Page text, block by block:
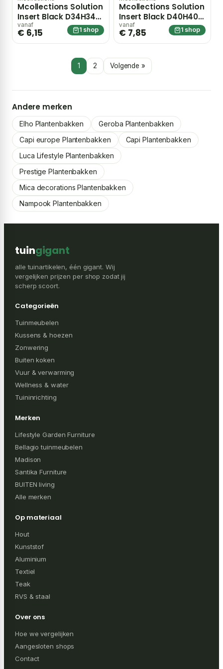
Mcollections Solution
Insert Black D34H34
bloempot – zwart
vanaf
€ 6,15 1 shop
Mcollections Solution
Insert Black D40H40
bloempot – zwart
vanaf
€ 7,85 1 shop
1 2 Volgende »
Andere merken
Elho Plantenbakken
Geroba Plantenbakken
Capi europe Plantenbakken
Capi Plantenbakken
Luca Lifestyle Plantenbakken
Prestige Plantenbakken
Mica decorations Plantenbakken
Nampook Plantenbakken
tuingigant
alle tuinartikelen, één gigant. Wij
vergelijken prijzen per shop zodat jij
scherp scoort.
Categorieën
Tuinmeubelen
Kussens & hoezen
Zonwering
Buiten koken
Vuur & verwarming
Wellness & water
Tuininrichting
Merken
Lifestyle Garden Furniture
Bellagio tuinmeubelen
Madison
Santika Furniture
BUITEN living
Alle merken
Op materiaal
Hout
Kunststof
Aluminium
Textiel
Teak
RVS & staal
Over ons
Hoe we vergelijken
Aangesloten shops
Contact